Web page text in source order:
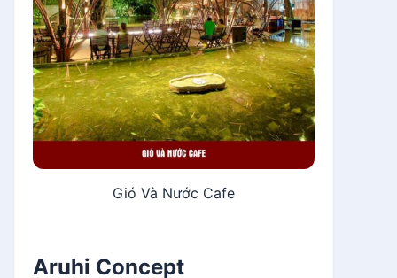
Gió Và Nước Cafe
Aruhi Concept